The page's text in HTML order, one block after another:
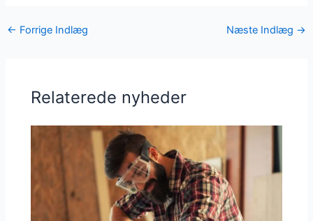
← Forrige Indlæg Næste Indlæg →
Relaterede nyheder